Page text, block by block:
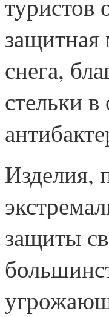
снега,
стельки
Изделия,
защиты